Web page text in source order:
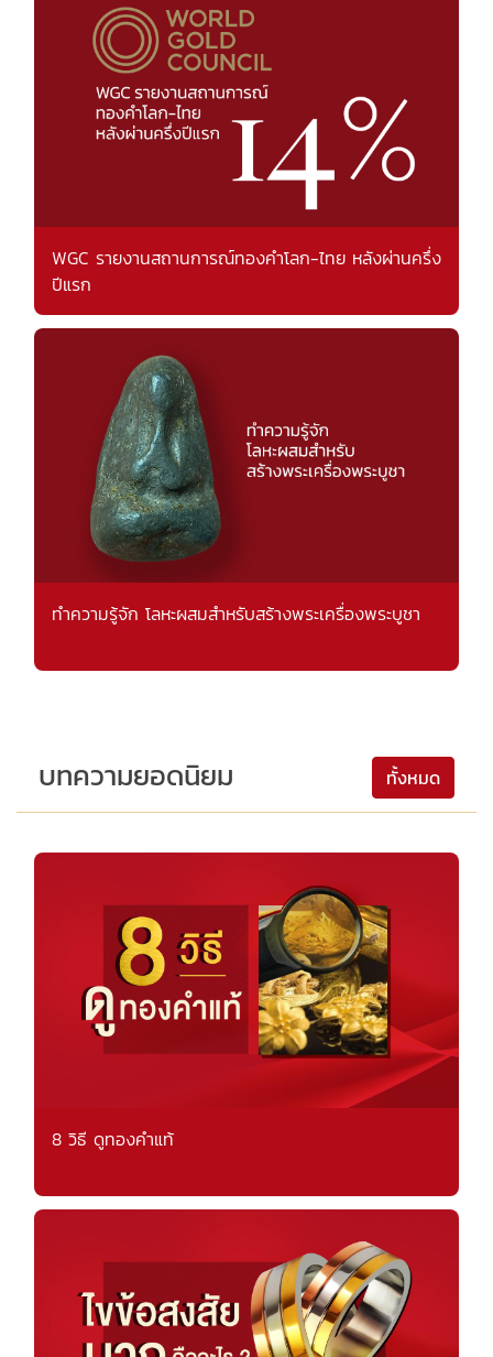
WGC รายงานสถานการณ์ทองคำโลก-ไทย หลังผ่านครึ่ง
ปีแรก
ทำความรู้จัก โลหะผสมสำหรับสร้างพระเครื่องพระบูชา
บทความยอดนิยม ทั้งหมด
8 วิธี ดูทองคำแท้